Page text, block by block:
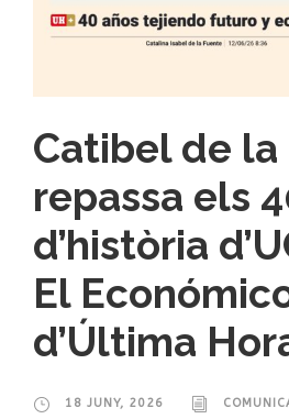
Catibel de la
repassa els
d’història
El
d’Última
18 JUNY, 2026